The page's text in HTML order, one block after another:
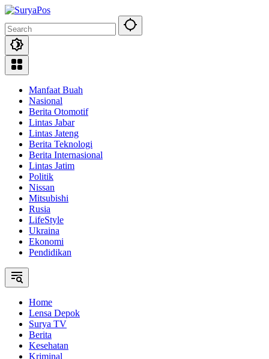
Skip
content
Manfaat Buah
Nasional
Berita Otomotif
Lintas Jabar
Lintas Jateng
Berita Teknologi
Berita Internasional
Lintas Jatim
Politik
Nissan
Mitsubishi
Rusia
LifeStyle
Ukraina
Ekonomi
Pendidikan
Home
Lensa Depok
Surya TV
Berita
Kesehatan
Kriminal